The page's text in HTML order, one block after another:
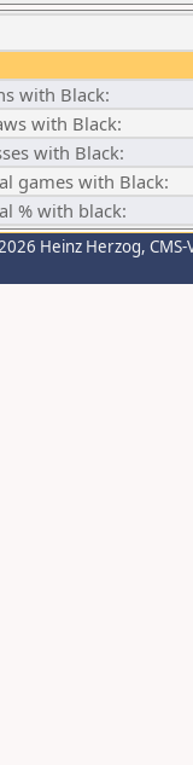
with Black:
with Black:
with Black:
games with Black:
% with black:
Heinz Herzog,